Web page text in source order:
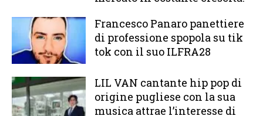
Francesco Panaro panettiere
di professione spopola su tik
tok con il suo ILFRA28
LIL VAN cantante hip pop di
origine pugliese con la sua
musica attrae l’interesse di